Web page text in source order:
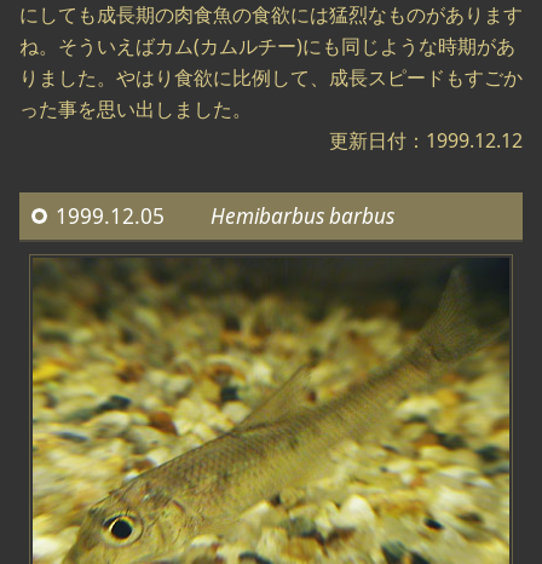
にしても成長期の肉食魚の食欲には猛烈なものがあります
ね。そういえばカム(カムルチー)にも同じような時期があ
りました。やはり食欲に比例して、成長スピードもすごか
った事を思い出しました。
更新日付：1999.12.12
1999.12.05 Hemibarbus barbus